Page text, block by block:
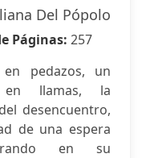
Del Pópolo
Páginas: 257
pedazos, un
en llamas, la
desencuentro,
de una espera
en su